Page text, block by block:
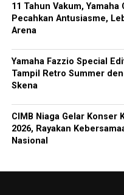
11 Tahun Vakum,
Pecahkan Antusiasme,
Arena
Yamaha Fazzio Special
Tampil Retro Summer
Skena
CIMB Niaga Gelar
2026, Rayakan
Nasional